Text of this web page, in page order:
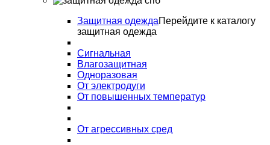
Защитная одеждаПерейдите к каталогу
защитная одежда
Сигнальная
Влагозащитная
Одноразовая
От электродуги
От повышенных температур
От агрессивных сред